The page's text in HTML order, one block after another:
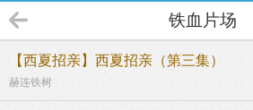
铁血片场
【西夏招亲】西夏招亲（第三集）
赫连铁树